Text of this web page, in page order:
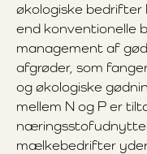
økologiske bedrifter
end konventionelle
management af
afgrøder, som
og økologiske
mellem N og P er
mælkebedrifter